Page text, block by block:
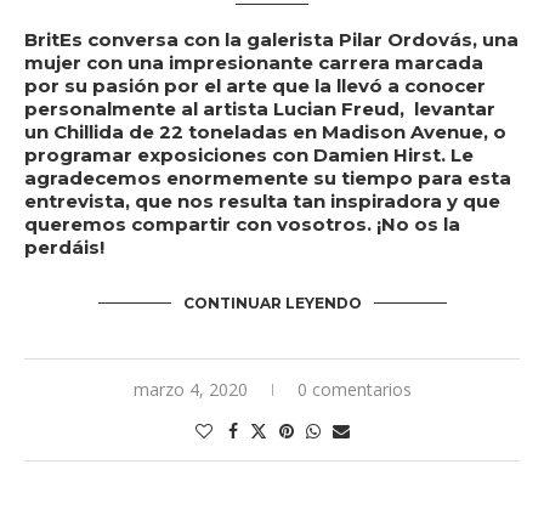
BritEs conversa con la galerista Pilar Ordovás, una
mujer con una impresionante carrera marcada
por su pasión por el arte que la llevó a conocer
personalmente al artista Lucian Freud, levantar
un Chillida de 22 toneladas en Madison Avenue, o
programar exposiciones con Damien Hirst. Le
agradecemos enormemente su tiempo para esta
entrevista, que nos resulta tan inspiradora y que
queremos compartir con vosotros. ¡No os la
perdáis!
CONTINUAR LEYENDO
marzo 4, 2020 0 comentarios